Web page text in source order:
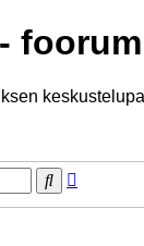
Etsi